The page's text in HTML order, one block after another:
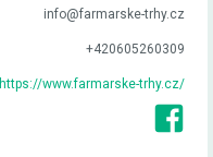
info@farmarske-trhy.cz
+420605260309
https://www.farmarske-trhy.cz/